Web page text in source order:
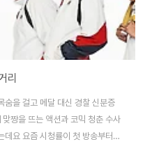
리
숨을 걸고 메달 대신 경찰 신분증
짱을 뜨는 액션과 코믹 청춘 수사
요 요즘 시청률이 첫 방송부터